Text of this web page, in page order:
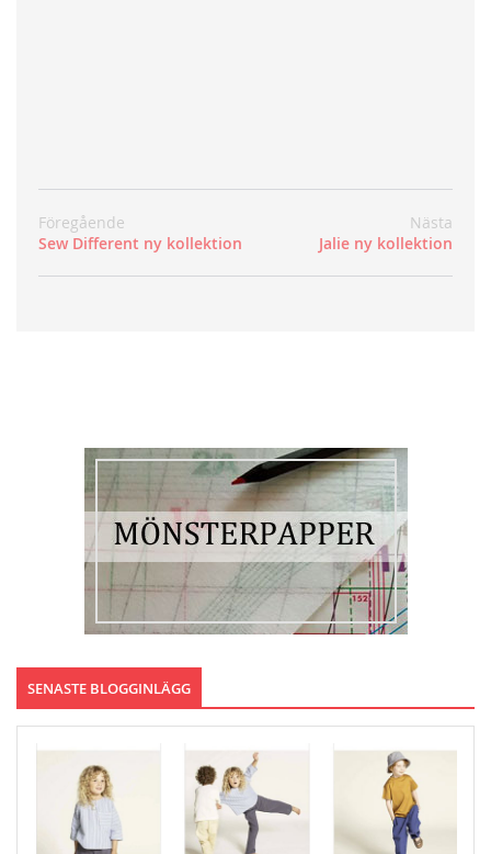
Föregående
Sew Different ny kollektion
Nästa
Jalie ny kollektion
SENASTE BLOGGINLÄGG